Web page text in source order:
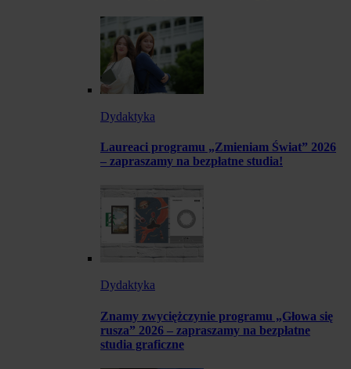
Dydaktyka
Laureaci programu „Zmieniam Świat” 2026
– zapraszamy na bezpłatne studia!
Dydaktyka
Znamy zwyciężczynie programu „Głowa się
rusza” 2026 – zapraszamy na bezpłatne
studia graficzne